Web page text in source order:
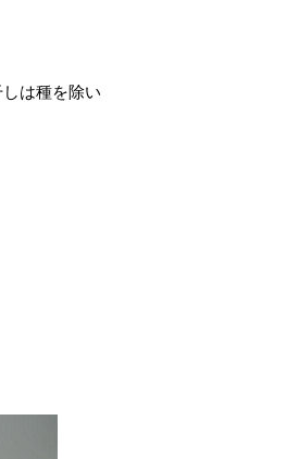
は種を除い